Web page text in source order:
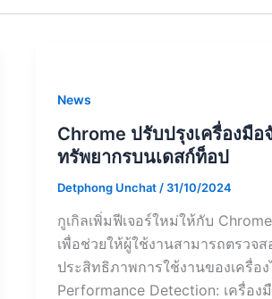
News
Chrome ปรับปรุงเครื่องมือ
ทรัพยากรบนเดสก์ท็อป
Detphong Unchat / 31/10/2024
กูเกิลเพิ่มฟีเจอร์ใหม่ให้กับ
เพื่อช่วยให้ผู้ใช้งานสามารถตรวจ
ประสิทธิภาพการใช้งานของเครื่อ
Performance Detection: เครื่อง